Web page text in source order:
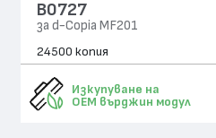
B0727
за d-Copia MF201
24500 копия
Изкупуване на
OEM върджин модул